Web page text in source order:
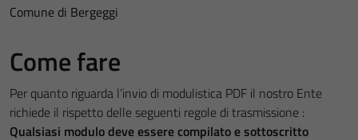
Comune di Bergeggi
Come fare
Per quanto riguarda l’invio di modulistica PDF il nostro Ente
richiede il rispetto delle seguenti regole di trasmissione :
Qualsiasi modulo deve essere compilato e sottoscritto